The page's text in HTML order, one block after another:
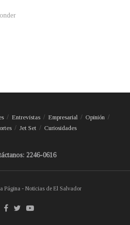
Entrevistas Empresarial
Opinión
Jet Set Curiosidades
2246-0616
Página - Noticias de El Salvador